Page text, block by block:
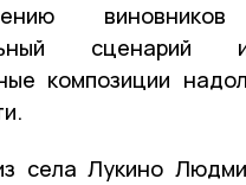
виновников
сценарий
композиции
села Лукино